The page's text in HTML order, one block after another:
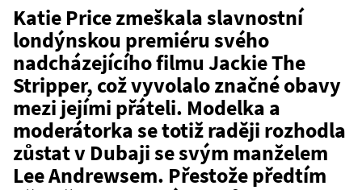
WhatsAppu
Katie Price zmeškala slavnostní
londýnskou premiéru svého
nadcházejícího filmu Jackie The
Stripper, což vyvolalo značné obavy
mezi jejími přáteli. Modelka a
moderátorka se totiž raději rozhodla
zůstat v Dubaji se svým manželem
Lee Andrewsem. Přestože předtím